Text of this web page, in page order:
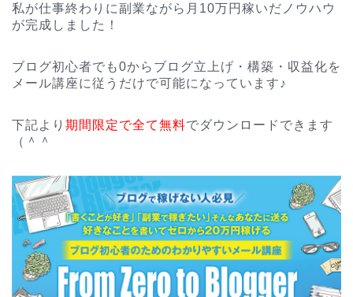
私が仕事終わりに副業ながら月10万円稼いだノウハウ
が完成しました！
ブログ初心者でも0からブログ立上げ・構築・収益化を
メール講座に従うだけで可能になっています♪
下記より 期間限定で全て無料でダウンロードできます
（＾＾